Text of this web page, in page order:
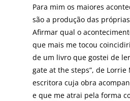
Para mim os maiores
são a produção das
Afirmar qual o
que mais me tocou
de um livro que gostei de
gate at the steps”, de Lorrie
escritora cuja obra
e que me atrai pela forma